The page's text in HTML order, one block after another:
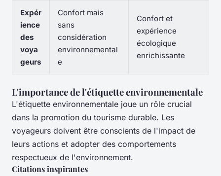
Expér
ience
des
voya
geurs
Confort mais
sans
considération
environnemental
e
Confort et
expérience
écologique
enrichissante
L'importance de l'étiquette environnementale
L'étiquette environnementale joue un rôle crucial
dans la promotion du tourisme durable. Les
voyageurs doivent être conscients de l'impact de
leurs actions et adopter des comportements
respectueux de l'environnement.
Citations inspirantes